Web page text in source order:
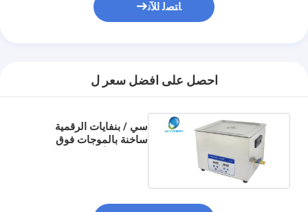
ﺎﺘﺼﻟ ﺍﻶﻧ
احصل على افضل سعر ل
سي / بنفايات الرقمية
ساخنة بالموجات فوق